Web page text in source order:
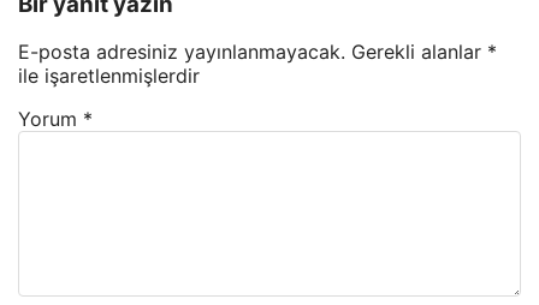
E-posta adresiniz yayınlanmayacak. Gerekli alanlar *
ile işaretlenmişlerdir
Yorum *